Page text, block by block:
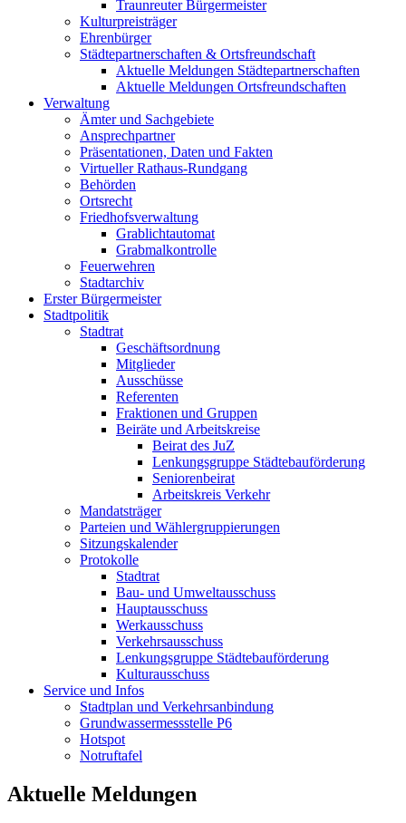
Traunreuter Bürgermeister
Kulturpreisträger
Ehrenbürger
Städtepartnerschaften & Ortsfreundschaft
Aktuelle Meldungen Städtepartnerschaften
Aktuelle Meldungen Ortsfreundschaften
Verwaltung
Ämter und Sachgebiete
Ansprechpartner
Präsentationen, Daten und Fakten
Virtueller Rathaus-Rundgang
Behörden
Ortsrecht
Friedhofsverwaltung
Grablichtautomat
Grabmalkontrolle
Feuerwehren
Stadtarchiv
Erster Bürgermeister
Stadtpolitik
Stadtrat
Geschäftsordnung
Mitglieder
Ausschüsse
Referenten
Fraktionen und Gruppen
Beiräte und Arbeitskreise
Beirat des JuZ
Lenkungsgruppe Städtebauförderung
Seniorenbeirat
Arbeitskreis Verkehr
Mandatsträger
Parteien und Wählergruppierungen
Sitzungskalender
Protokolle
Stadtrat
Bau- und Umweltausschuss
Hauptausschuss
Werkausschuss
Verkehrsausschuss
Lenkungsgruppe Städtebauförderung
Kulturausschuss
Service und Infos
Stadtplan und Verkehrsanbindung
Grundwassermessstelle P6
Hotspot
Notruftafel
Aktuelle Meldungen